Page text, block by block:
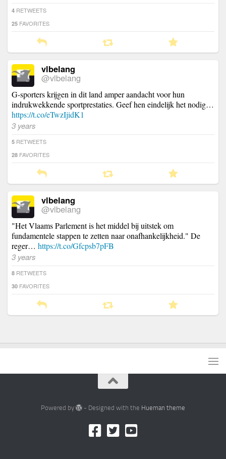
4 RETWEETS
25 FAVORITES
vlbelang
@vlbelang
G-sporters krijgen in dit land amper aandacht voor hun
indrukwekkende sportprestaties. Geef hen eindelijk het nodig…
https://t.co/eTwzIjidK1
3 years
5 RETWEETS
28 FAVORITES
vlbelang
@vlbelang
"Het Vlaams Parlement is het middel bij uitstek om
fundamentele stappen te zetten naar onafhankelijkheid." De
reger… https://t.co/Gfcpsb7pFB
3 years
8 RETWEETS
30 FAVORITES
Powered by - Designed with the Hueman theme